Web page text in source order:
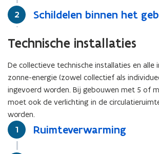
Stap
2 Schildelen binnen het
Technische installaties
De collectieve technische installaties en alle
zonne-energie (zowel collectief als
ingevoerd worden. Bij gebouwen met 5 of
moet ook de verlichting in de
worden.
Stap
1 Ruimteverwarming